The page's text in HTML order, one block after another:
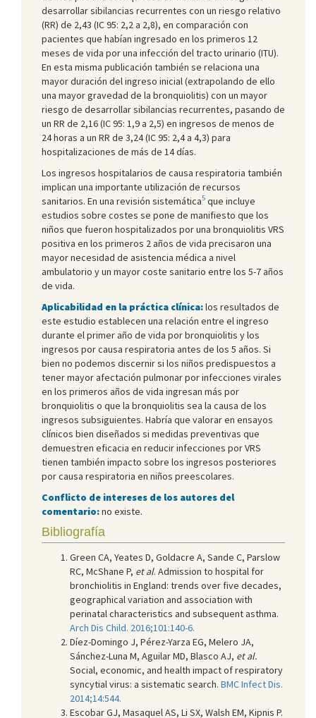
desarrollar sibilancias recurrentes con un riesgo relativo
(RR) de 2,43 (IC 95: 2,2 a 2,8), en comparación con
pacientes que habían ingresado en los primeros 12
meses de vida por una infección del tracto urinario (ITU).
En esta misma publicación también se relaciona una
mayor duración del ingreso inicial (extrapolando de ello
una mayor gravedad de la bronquiolitis) con un mayor
riesgo de desarrollar sibilancias recurrentes, pasando de
un RR de 2,16 (IC 95: 1,9 a 2,5) en ingresos de menos de
24 horas a un RR de 3,24 (IC 95: 2,4 a 4,3) para
hospitalizaciones de más de 14 días.
Los ingresos hospitalarios de causa respiratoria también
implican una importante utilización de recursos
sanitarios. En una revisión sistemática5 que incluye
estudios sobre costes se pone de manifiesto que los
niños que fueron hospitalizados por una bronquiolitis VRS
positiva en los primeros 2 años de vida precisaron una
mayor necesidad de asistencia médica a nivel
ambulatorio y un mayor coste sanitario entre los 5-7 años
de vida.
Aplicabilidad en la práctica clínica:los resultados de
este estudio establecen una relación entre el ingreso
durante el primer año de vida por bronquiolitis y los
ingresos por causa respiratoria antes de los 5 años. Si
bien no podemos discernir si los niños predispuestos a
tener mayor afectación pulmonar por infecciones virales
en los primeros años de vida ingresan más por
bronquiolitis o que la bronquiolitis sea la causa de los
ingresos subsiguientes. Habría que valorar en ensayos
clínicos bien diseñados si medidas preventivas que
demuestren eficacia en reducir infecciones por VRS
tienen también impacto sobre los ingresos posteriores
por causa respiratoria en niños preescolares.
Conflicto de intereses de los autores del
comentario:no existe.
Bibliografía
Green CA, Yeates D, Goldacre A, Sande C, Parslow
RC, McShane P, et al. Admission to hospital for
bronchiolitis in England: trends over five decades,
geographical variation and association with
perinatal characteristics and subsequent asthma.
Arch Dis Child. 2016;101:140-6.
Díez-Domingo J, Pérez-Yarza EG, Melero JA,
Sánchez-Luna M, Aguilar MD, Blasco AJ, et al.
Social, economic, and health impact of respiratory
syncytial virus: a sistematic search. BMC Infect Dis.
2014;14:544.
Escobar GJ, Masaquel AS, Li SX, Walsh EM, Kipnis P.